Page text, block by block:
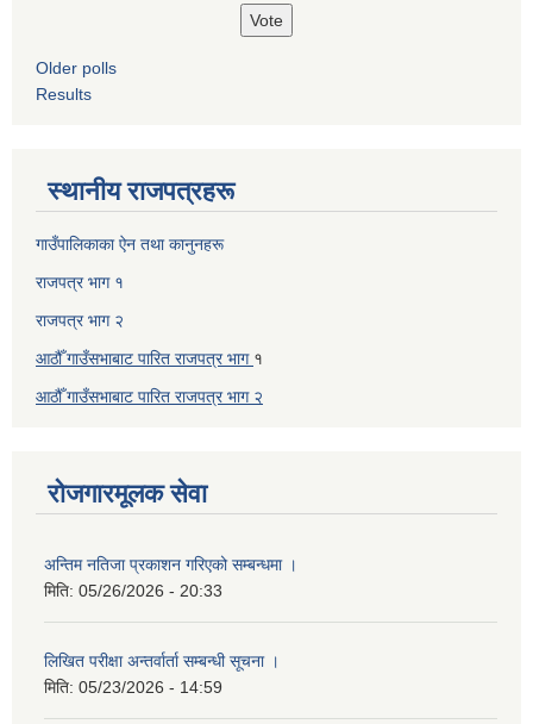
Older polls
Results
स्थानीय राजपत्रहरू
गाउँपालिकाका ऐन तथा कानुनहरू
राजपत्र भाग १
राजपत्र भाग २
आठौँ गाउँसभाबाट पारित राजपत्र भाग १
आठौँ गाउँसभाबाट पारित राजपत्र भाग २
रोजगारमूलक सेवा
अन्तिम नतिजा प्रकाशन गरिएको सम्बन्धमा ।
मिति: 05/26/2026 - 20:33
लिखित परीक्षा अन्तर्वार्ता सम्बन्धी सूचना ।
मिति: 05/23/2026 - 14:59